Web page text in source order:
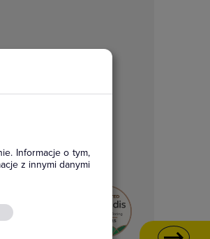
Informacje o tym,
z innymi danymi